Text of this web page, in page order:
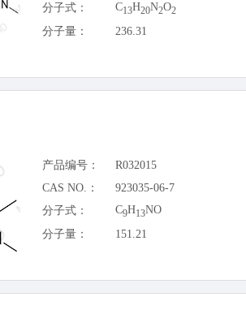
分子式：
C13H20N2O2
分子量： 236.31
产品编号：
R032015
CAS NO.：
923035-06-7
分子式：
C9H13NO
分子量：
151.21